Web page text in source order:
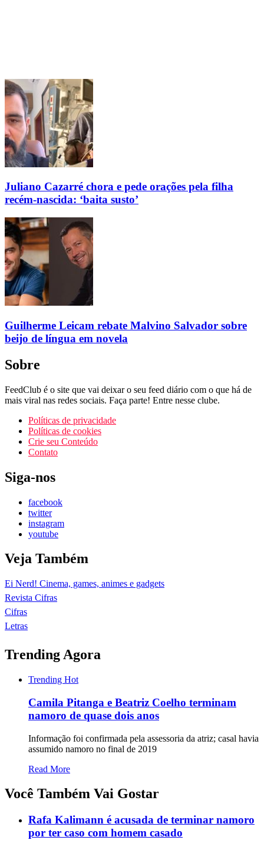
Juliano Cazarré chora e pede orações pela filha
recém-nascida: ‘baita susto’
Guilherme Leicam rebate Malvino Salvador sobre
beijo de língua em novela
Sobre
FeedClub é o site que vai deixar o seu feed diário com o que há de
mais viral nas redes sociais. Faça parte! Entre nesse clube.
Políticas de privacidade
Políticas de cookies
Crie seu Conteúdo
Contato
Siga-nos
facebook
twitter
instagram
youtube
Veja Também
Ei Nerd! Cinema, games, animes e gadgets
Revista Cifras
Cifras
Letras
Trending Agora
Trending Hot
Camila Pitanga e Beatriz Coelho terminam
namoro de quase dois anos
Informação foi confirmada pela assessoria da atriz; casal havia
assumido namoro no final de 2019
Read More
Você Também Vai Gostar
Rafa Kalimann é acusada de terminar namoro
por ter caso com homem casado